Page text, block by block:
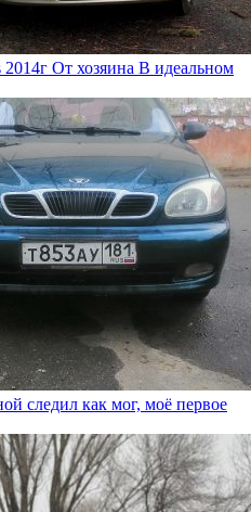
От хозяина В идеальном
следил как мог, моё первое